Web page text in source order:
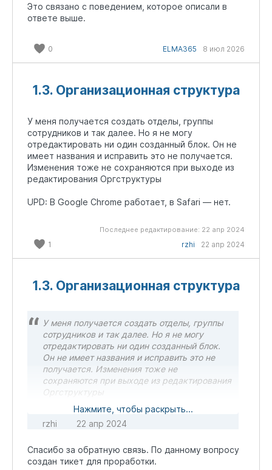
Это связано с поведением, которое описали в
ответе выше.
0 ELMA365 8 июл 2026
1.3. Организационная структура
У меня получается создать отделы, группы
сотрудников и так далее. Но я не могу
отредактировать ни один созданный блок. Он не
имеет названия и исправить это не получается.
Изменения тоже не сохраняются при выходе из
редактирования Оргструктуры
UPD: В Google Chrome работает, в Safari — нет.
Последнее редактирование: 22 апр 2024
1 rzhi 22 апр 2024
1.3. Организационная структура
У меня получается создать отделы, группы
сотрудников и так далее. Но я не могу
отредактировать ни один созданный блок.
Он не имеет названия и исправить это не
получается. Изменения тоже не
сохраняются при выходе из редактирования
Оргструктуры
UPD: В Google Chrome работает, в Safari —
нет.
Нажмите, чтобы раскрыть...
rzhi
22 апр 2024
Спасибо за обратную связь. По данному вопросу
создан тикет для проработки.